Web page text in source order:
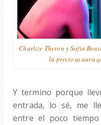
Charlize Theron y Sofia
la preciosa aura
Y termino porque
entrada, lo sé, me
entre el poco